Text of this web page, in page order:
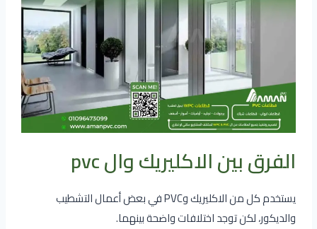
الفرق بين الاكليريك وال pvc
يستخدم كل من الاكليريك وPVC في بعض أعمال التشطيب
والديكور، لكن توجد اختلافات واضحة بينهما.